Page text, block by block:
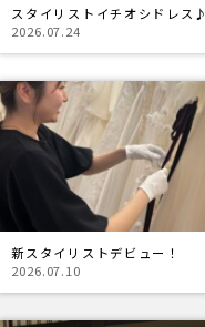
スタイリストイチオシドレス♪
2026.07.24
新スタイリストデビュー！
2026.07.10